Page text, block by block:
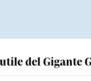
del Gigante